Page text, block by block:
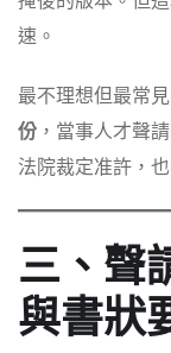
速。
最不理想但最常
份 ，當事人才聲
法院裁定准許，
三、聲
與書狀